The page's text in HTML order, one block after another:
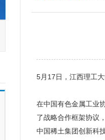
5月17日，江西理工
在中国有色金属工业
了战略合作框架协议
中国稀土集团创新科